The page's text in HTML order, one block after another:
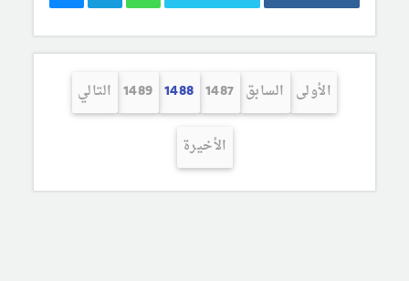
الأولى السابق 1487
1488
1489 التالي
الأخيرة